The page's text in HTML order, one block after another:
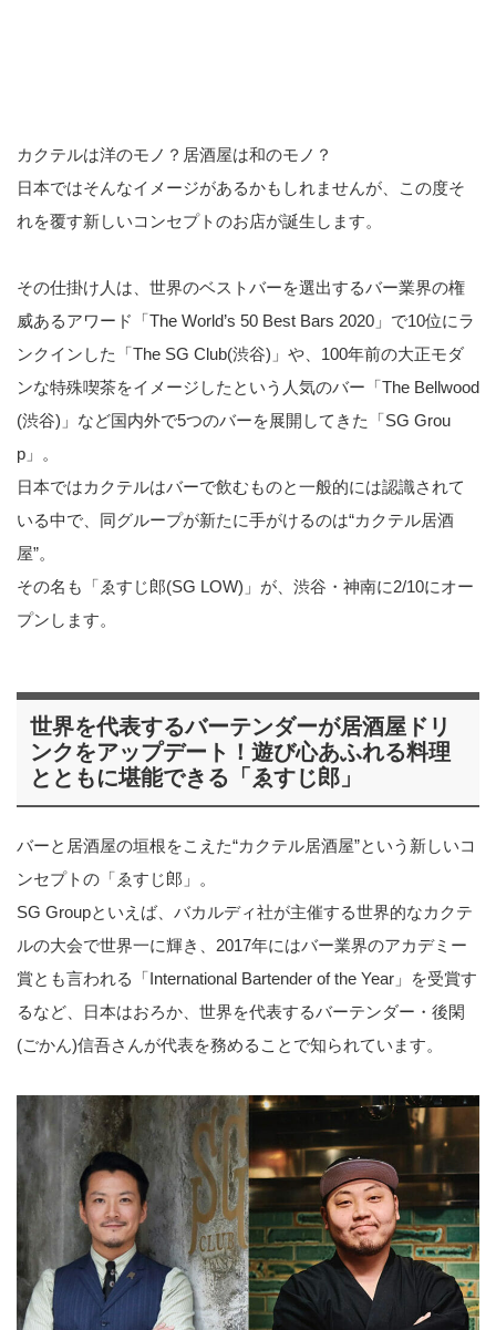
カクテルは洋のモノ？居酒屋は和のモノ？
日本ではそんなイメージがあるかもしれませんが、この度そ
れを覆す新しいコンセプトのお店が誕生します。
その仕掛け人は、世界のベストバーを選出するバー業界の権
威あるアワード「The World’s 50 Best Bars 2020」で10位にラ
ンクインした「The SG Club(渋谷)」や、100年前の大正モダ
ンな特殊喫茶をイメージしたという人気のバー「The Bellwood
(渋谷)」など国内外で5つのバーを展開してきた「SG Grou
p」。
日本ではカクテルはバーで飲むものと一般的には認識されて
いる中で、同グループが新たに手がけるのは“カクテル居酒
屋”。
その名も「ゑすじ郎(SG LOW)」が、渋谷・神南に2/10にオー
プンします。
世界を代表するバーテンダーが居酒屋ドリ
ンクをアップデート！遊び心あふれる料理
とともに堪能できる「ゑすじ郎」
バーと居酒屋の垣根をこえた“カクテル居酒屋”という新しいコ
ンセプトの「ゑすじ郎」。
SG Groupといえば、バカルディ社が主催する世界的なカクテ
ルの大会で世界一に輝き、2017年にはバー業界のアカデミー
賞とも言われる「International Bartender of the Year」を受賞す
るなど、日本はおろか、世界を代表するバーテンダー・後閑
(ごかん)信吾さんが代表を務めることで知られています。